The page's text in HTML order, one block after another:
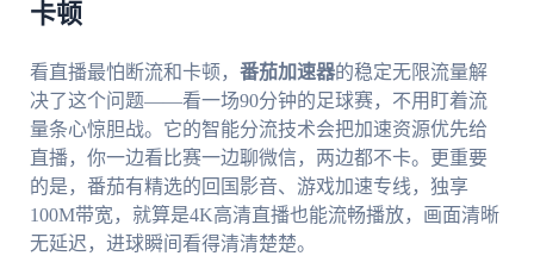
卡顿
看直播最怕断流和卡顿， 番茄加速器的稳定无限流量解
决了这个问题——看一场90分钟的足球赛，不用盯着流
量条心惊胆战。它的智能分流技术会把加速资源优先给
直播，你一边看比赛一边聊微信，两边都不卡。更重要
的是，番茄有精选的回国影音、游戏加速专线，独享
100M带宽，就算是4K高清直播也能流畅播放，画面清晰
无延迟，进球瞬间看得清清楚楚。